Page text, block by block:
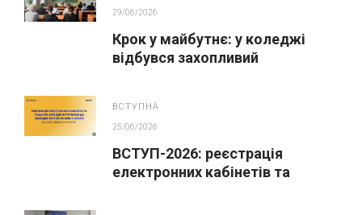
29/06/2026
Крок у майбутнє: у коледжі
відбувся захопливий
ВСТУПНА
25/06/2026
ВСТУП-2026: реєстрація
електронних кабінетів та